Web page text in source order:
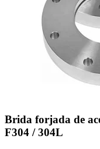
Brida forjada de
F304 / 304L